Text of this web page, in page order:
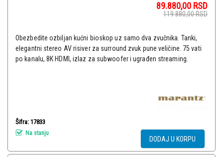
89.880,00 RSD
119.880,00RSD
Obezbedite ozbiljan kućni bioskop uz samo dva zvučnika. Tanki,
elegantni stereo AV risiver za surround zvuk pune veličine. 75 vati
po kanalu, 8K HDMI, izlaz za subwoofer i ugrađen streaming.
Šifra: 17833
Na stanju
DODAJ U KORPU